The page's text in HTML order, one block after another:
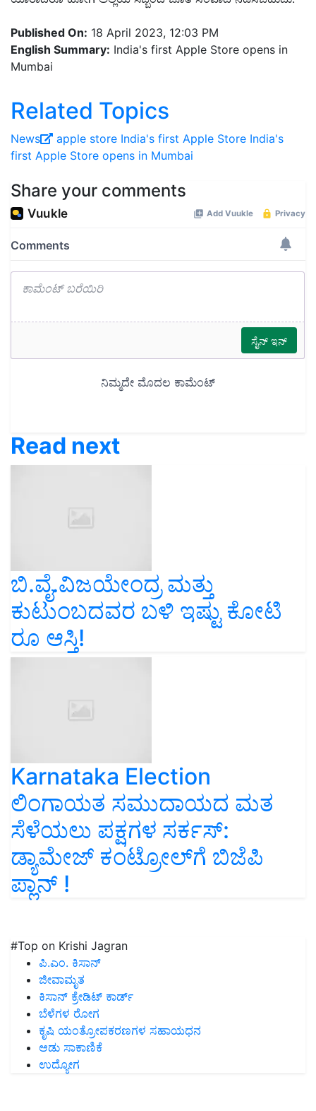
Published On: 18 April 2023, 12:03 PM
English Summary: India's first Apple Store opens in
Mumbai
Related Topics
News apple store India's first Apple Store India's
first Apple Store opens in Mumbai
Share your comments
Read next
ಬಿ.ವೈ.ವಿಜಯೇಂದ್ರ ಮತ್ತು
ಕುಟುಂಬದವರ ಬಳಿ ಇಷ್ಟು ಕೋಟಿ
ರೂ ಆಸ್ತಿ!
Karnataka Election
ಲಿಂಗಾಯತ ಸಮುದಾಯದ ಮತ
ಸೆಳೆಯಲು ಪಕ್ಷಗಳ ಸರ್ಕಸ್‌:
ಡ್ಯಾಮೇಜ್‌ ಕಂಟ್ರೋಲ್‌ಗೆ ಬಿಜೆಪಿ
ಪ್ಲಾನ್‌ !
#Top on Krishi Jagran
ಪಿ.ಎಂ. ಕಿಸಾನ್
ಜೀವಾಮೃತ
ಕಿಸಾನ್ ಕ್ರೇಡಿಟ್ ಕಾರ್ಡ್
ಬೆಳೆಗಳ ರೋಗ
ಕೃಷಿ ಯಂತ್ರೋಪಕರಣಗಳ ಸಹಾಯಧನ
ಆಡು ಸಾಕಾಣಿಕೆ
ಉದ್ಯೋಗ